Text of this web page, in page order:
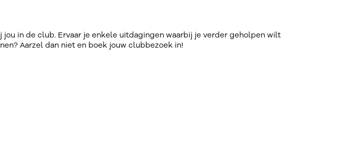
in de club. Ervaar je enkele uitdagingen waarbij je verder geholpen wilt
Aarzel dan niet en boek jouw clubbezoek in!